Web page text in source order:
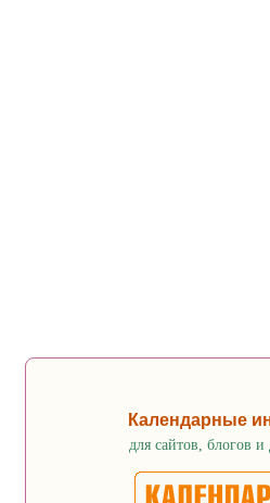
Календарные
для сайтов, блогов и